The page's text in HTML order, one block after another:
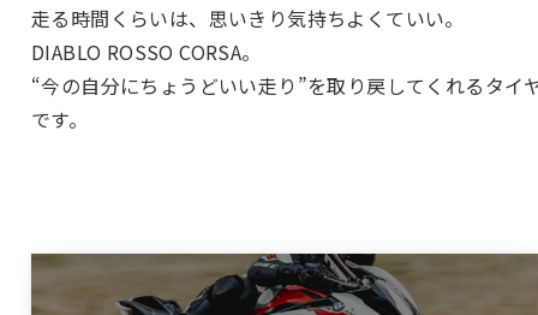
走る時間くらいは、思いきり気持ちよくていい。
DIABLO ROSSO CORSA。
“今の自分にちょうどいい走り”を取り戻してくれるタイ
です。